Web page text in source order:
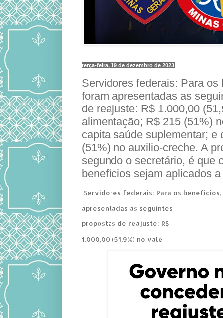
terça-feira, 19 de dezembro de 2023
Servidores federais: Para os
foram apresentadas as
de reajuste: R$ 1.000,00
alimentação; R$ 215 (51%)
capita saúde suplementar; e
(51%) no auxilio-creche. A
segundo o secretário, é que
benefícios sejam aplicados
Servidores federais: Para os
apresentadas as seguintes
propostas de reajuste: R$
1.000,00 (51,9%) no vale